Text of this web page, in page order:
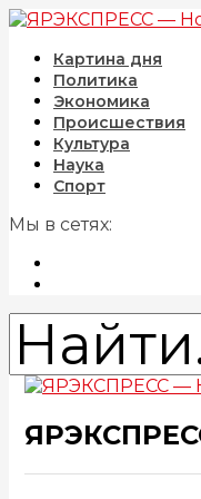
Картина дня
Политика
Экономика
Происшествия
Культура
Наука
Спорт
Мы в сетях: